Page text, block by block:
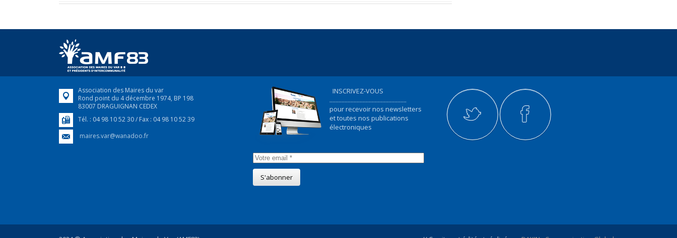
Association des Maires du var
Rond point du 4 décembre 1974, BP 198
83007 DRAGUIGNAN CEDEX
Tél. : 04 98 10 52 30 / Fax : 04 98 10 52 39
maires.var@wanadoo.fr
INSCRIVEZ-VOUS
...................................................
pour recevoir nos newsletters
et toutes nos publications
électroniques